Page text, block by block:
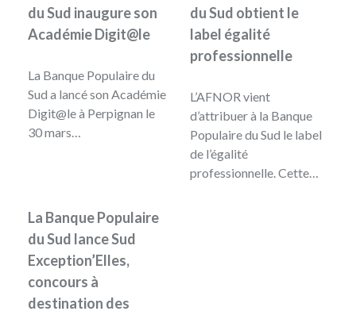
du Sud inaugure son
Académie Digit@le
La Banque Populaire du
Sud a lancé son Académie
Digit@le à Perpignan le
30 mars…
du Sud obtient le
label égalité
professionnelle
L’AFNOR vient
d’attribuer à la Banque
Populaire du Sud le label
de l’égalité
professionnelle. Cette…
La Banque Populaire
du Sud lance Sud
Exception’Elles,
concours à
destination des